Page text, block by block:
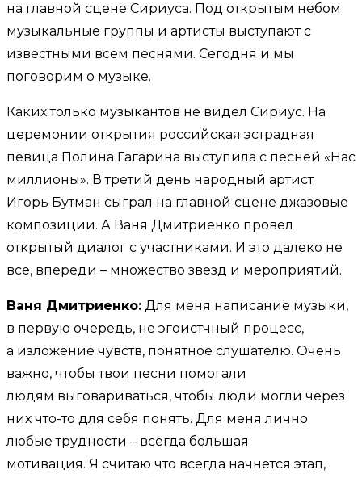
на главной сцене Сириуса. Под открытым небом
музыкальные группы и артисты выступают с
известными всем песнями. Сегодня и мы
поговорим о музыке.
Каких только музыкантов не видел Сириус. На
церемонии открытия российская эстрадная
певица Полина Гагарина выступила с песней «Нас
миллионы». В третий день народный артист
Игорь Бутман сыграл на главной сцене джазовые
композиции. А Ваня Дмитриенко провел
открытый диалог с участниками. И это далеко не
все, впереди – множество звезд и мероприятий.
Ваня Дмитриенко: Для меня написание музыки,
в первую очередь, не эгоистчный процесс,
а изложение чувств, понятное слушателю. Очень
важно, чтобы твои песни помогали
людям выговариваться, чтобы люди могли через
них что-то для себя понять. Для меня лично
любые трудности – всегда большая
мотивация. Я считаю что всегда начнется этап,